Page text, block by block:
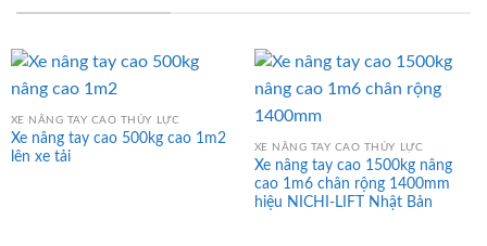
XE NÂNG TAY CAO THỦY LỰC
Xe nâng tay cao 500kg cao 1m2
lên xe tải
XE NÂNG TAY CAO THỦY LỰC
Xe nâng tay cao 1500kg nâng
cao 1m6 chân rộng 1400mm
hiệu NICHI-LIFT Nhật Bản